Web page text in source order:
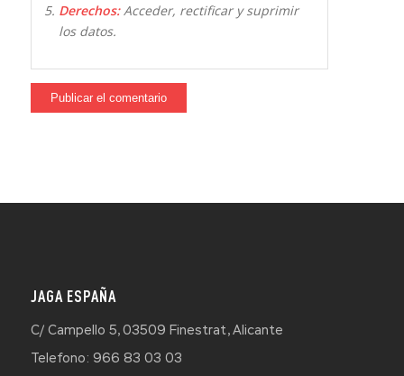
Derechos:Acceder, rectificar y suprimir
los datos.
JAGA ESPAÑA
C/ Campello 5, 03509 Finestrat, Alicante
Telefono: 966 83 03 03